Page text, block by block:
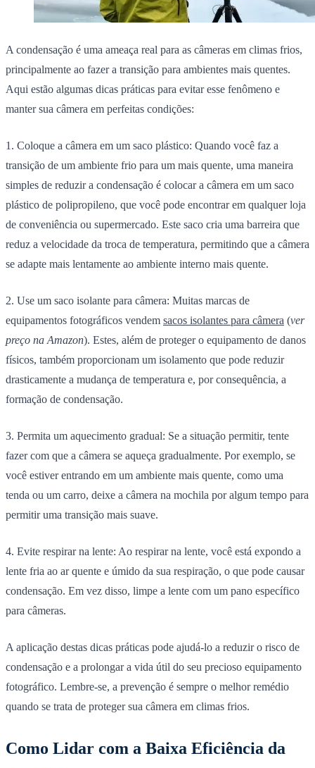
A condensação é uma ameaça real para as câmeras em climas frios,
principalmente ao fazer a transição para ambientes mais quentes.
Aqui estão algumas dicas práticas para evitar esse fenômeno e
manter sua câmera em perfeitas condições:
1. Coloque a câmera em um saco plástico: Quando você faz a
transição de um ambiente frio para um mais quente, uma maneira
simples de reduzir a condensação é colocar a câmera em um saco
plástico de polipropileno, que você pode encontrar em qualquer loja
de conveniência ou supermercado. Este saco cria uma barreira que
reduz a velocidade da troca de temperatura, permitindo que a câmera
se adapte mais lentamente ao ambiente interno mais quente.
2. Use um saco isolante para câmera: Muitas marcas de
equipamentos fotográficos vendem sacos isolantes para câmera (ver
preço na Amazon). Estes, além de proteger o equipamento de danos
físicos, também proporcionam um isolamento que pode reduzir
drasticamente a mudança de temperatura e, por consequência, a
formação de condensação.
3. Permita um aquecimento gradual: Se a situação permitir, tente
fazer com que a câmera se aqueça gradualmente. Por exemplo, se
você estiver entrando em um ambiente mais quente, como uma
tenda ou um carro, deixe a câmera na mochila por algum tempo para
permitir uma transição mais suave.
4. Evite respirar na lente: Ao respirar na lente, você está expondo a
lente fria ao ar quente e úmido da sua respiração, o que pode causar
condensação. Em vez disso, limpe a lente com um pano específico
para câmeras.
A aplicação destas dicas práticas pode ajudá-lo a reduzir o risco de
condensação e a prolongar a vida útil do seu precioso equipamento
fotográfico. Lembre-se, a prevenção é sempre o melhor remédio
quando se trata de proteger sua câmera em climas frios.
Como Lidar com a Baixa Eficiência da